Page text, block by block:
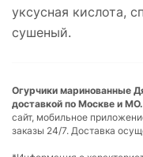
уксусная кислота,
сушеный.
Огурчики маринованные
доставкой по Москве и МО.
сайт, мобильное
заказы 24/7. Доставка